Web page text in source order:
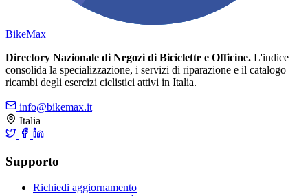
BikeMax
Directory Nazionale di Negozi di Biciclette e Officine. L'indice
consolida la specializzazione, i servizi di riparazione e il catalogo
ricambi degli esercizi ciclistici attivi in Italia.
info@bikemax.it
Italia
Supporto
Richiedi aggiornamento